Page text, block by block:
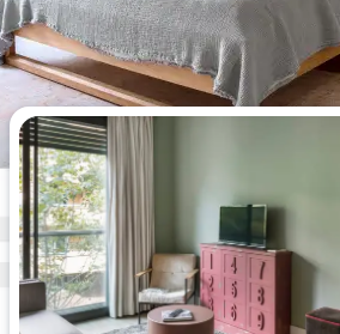
今週最も閲覧された
ムアパート。